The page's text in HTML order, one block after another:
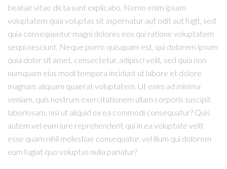
beatae vitae dicta sunt explicabo. Nemo enim ipsam
voluptatem quia voluptas sit aspernatur aut odit aut fugit, sed
quia consequuntur magni dolores eos qui ratione voluptatem
sequi nesciunt. Neque porro quisquam est, qui dolorem ipsum
quia dolor sit amet, consectetur, adipisci velit, sed quia non
numquam eius modi tempora incidunt ut labore et dolore
magnam aliquam quaerat voluptatem. Ut enim ad minima
veniam, quis nostrum exercitationem ullam corporis suscipit
laboriosam, nisi ut aliquid ex ea commodi consequatur? Quis
autem vel eum iure reprehenderit qui in ea voluptate velit
esse quam nihil molestiae consequatur, vel illum qui dolorem
eum fugiat quo voluptas nulla pariatur?